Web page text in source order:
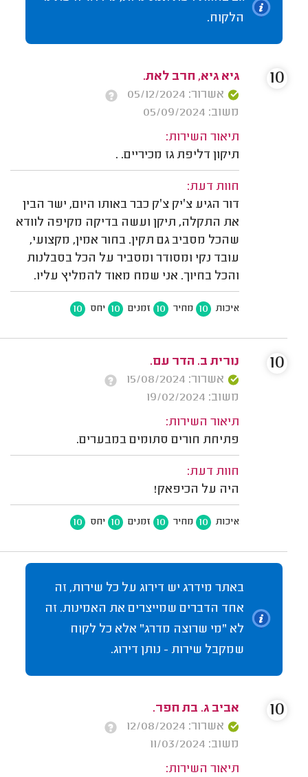
הלקוח.
גיא גיא, חרב לאת.
אשרור: 05/12/2024
משוב: 05/09/2024
תיאור השירות:
תיקון דליפת גז מכיריים. .
חוות דעת:
דור הגיע צ׳יק צ׳ק כבר באותו היום, ישר הבין
את התקלה, תיקן ועשה בדיקה מקיפה לוודא
שהכל מסביב גם תקין. בחור אמין, מקצועי,
עובד נקי ומסודר ומסביר על הכל בסבלנות
והכל בחיוך. אני שמח מאוד להמליץ עליו.
איכות 10 מחיר 10 זמנים 10 יחס 10
10
נורית ב. הדר עם.
אשרור: 15/08/2024
משוב: 19/02/2024
תיאור השירות:
פתיחת חורים סתומים במבערים.
חוות דעת:
היה על הכיפאק!
איכות 10 מחיר 10 זמנים 10 יחס 10
10
באתר מידרג יש דירוג על כל שירות, זה
אחד הדברים שמייצרים את האמינות. זה
לא "מי שרוצה מדרג" אלא כל לקוח
שמקבל שירות - נותן דירוג.
אביב ג. בת חפר.
אשרור: 12/08/2024
משוב: 11/03/2024
תיאור השירות:
10